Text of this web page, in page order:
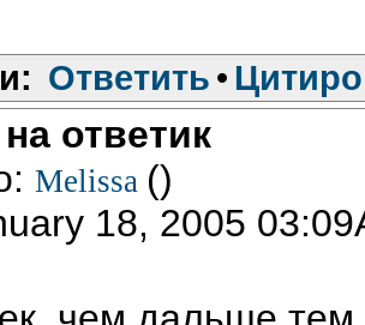
Ответить •
ответик
Melissa ()
18, 2005